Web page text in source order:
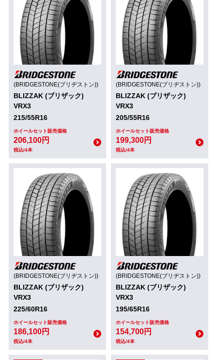
(BRIDGESTONE(ブリヂストン))
BLIZZAK (ブリザック)
VRX3
215/55R16
ホイールセット販売価格
206,100円
税込/4本
(BRIDGESTONE(ブリヂストン))
BLIZZAK (ブリザック)
VRX3
205/55R16
ホイールセット販売価格
199,300円
税込/4本
(BRIDGESTONE(ブリヂストン))
BLIZZAK (ブリザック)
VRX3
225/60R16
ホイールセット販売価格
186,100円
税込/4本
(BRIDGESTONE(ブリヂストン))
BLIZZAK (ブリザック)
VRX3
195/65R16
ホイールセット販売価格
154,700円
税込/4本